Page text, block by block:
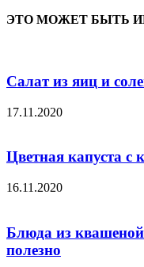
ЭТО МОЖЕТ БЫТЬ
Салат из яиц и
17.11.2020
Цветная капуста с
16.11.2020
Блюда из
полезно